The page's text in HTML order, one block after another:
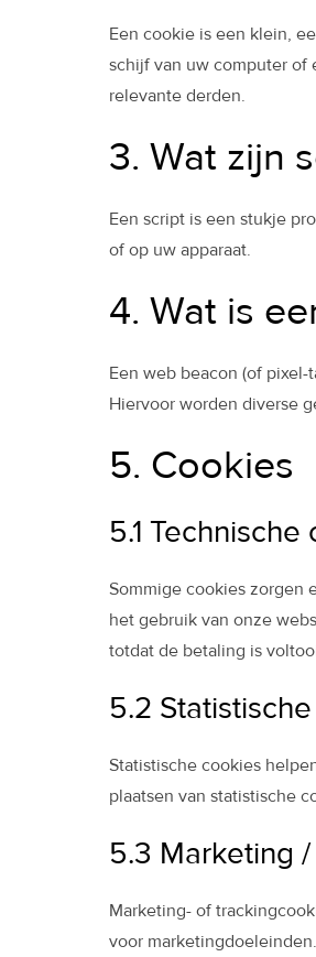
Een cookie is een klein,
schijf van uw computer of
relevante derden.
3. Wat zijn
Een script is een stukje
of op uw apparaat.
4. Wat is
Een web beacon (of
Hiervoor worden diverse
5. Cookies
5.1
Sommige cookies zorgen
het gebruik van onze
totdat de betaling is
5.2
Statistische cookies
plaatsen van statistische
5.3 Marketing
Marketing- of
voor marketingdoeleinden.